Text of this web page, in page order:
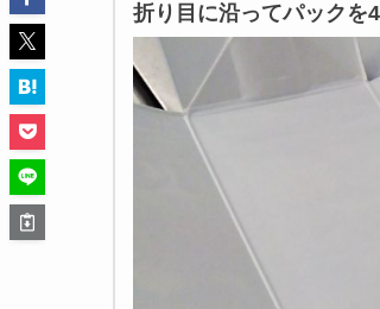
折り目に沿ってパックを